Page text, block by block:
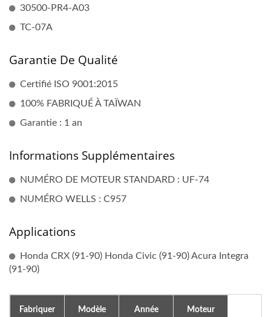
30500-PR4-A03
TC-07A
Garantie De Qualité
Certifié ISO 9001:2015
100% FABRIQUÉ À TAÏWAN
Garantie : 1 an
Informations Supplémentaires
NUMÉRO DE MOTEUR STANDARD : UF-74
NUMÉRO WELLS : C957
Applications
Honda CRX (91-90) Honda Civic (91-90) Acura Integra
(91-90)
Fabriquer Modèle Année Moteur